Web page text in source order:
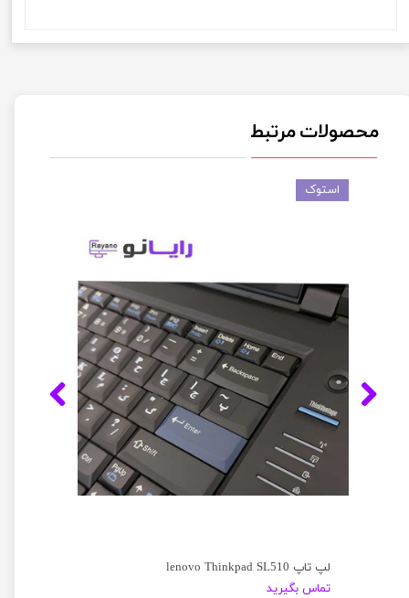
محصولات مرتبط
لپ تاپ lenovo Thinkpad SL510
تماس بگیرید
استوک